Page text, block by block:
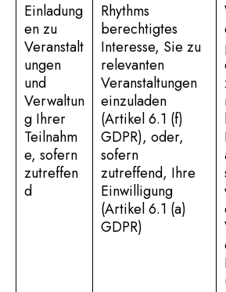
Einladung
en zu
Veranstalt
ungen
und
Verwaltun
g Ihrer
Teilnahm
e, sofern
zutreffen
d
Rhythms
berechtigtes
Interesse, Sie zu
relevanten
Veranstaltungen
einzuladen
(Artikel 6.1 (f)
GDPR), oder,
sofern
zutreffend, Ihre
Einwilligung
(Artikel 6.1 (a)
GDPR)